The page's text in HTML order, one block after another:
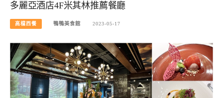
多麗亞酒店4F米其林推薦餐廳
高檔西餐 鴨鴨美食館 2023-05-17